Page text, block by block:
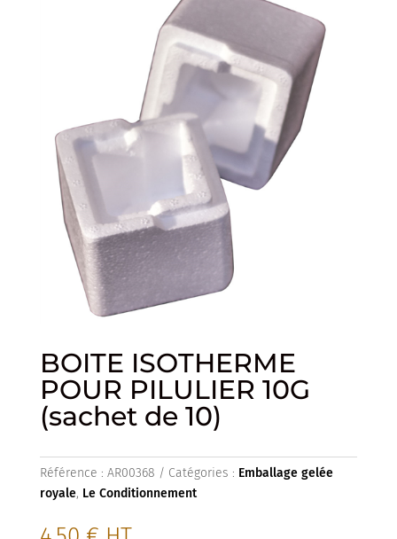
BOITE ISOTHERME
POUR PILULIER 10G
(sachet de 10)
Référence : AR00368 Catégories : Emballage gelée
royale, Le Conditionnement